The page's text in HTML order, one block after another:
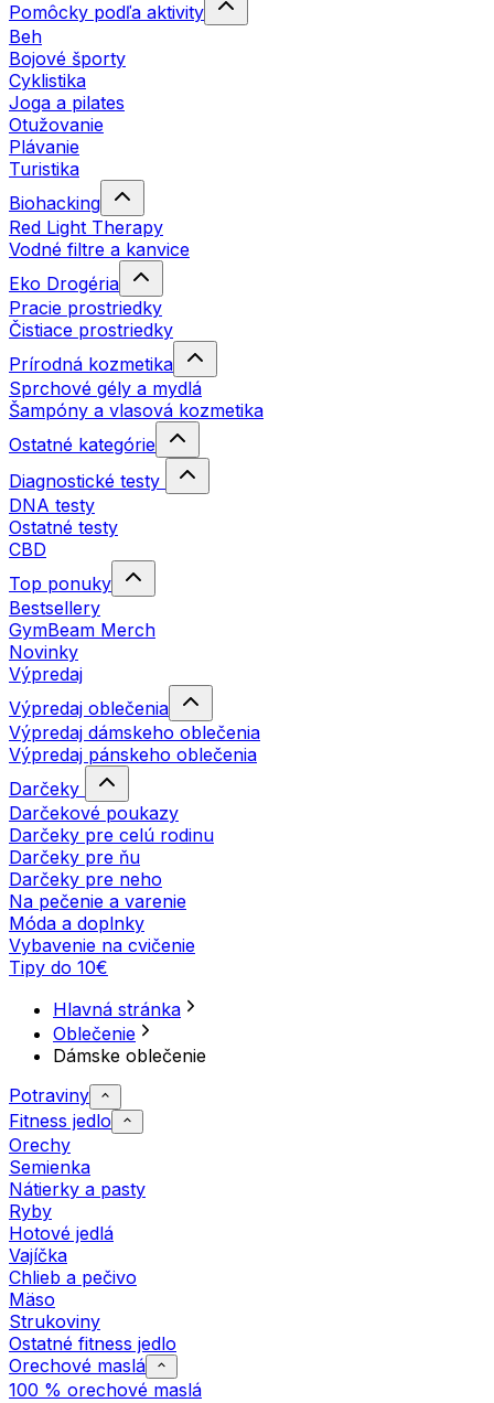
Pomôcky podľa aktivity
Beh
Bojové športy
Cyklistika
Joga a pilates
Otužovanie
Plávanie
Turistika
Biohacking
Red Light Therapy
Vodné filtre a kanvice
Eko Drogéria
Pracie prostriedky
Čistiace prostriedky
Prírodná kozmetika
Sprchové gély a mydlá
Šampóny a vlasová kozmetika
Ostatné kategórie
Diagnostické testy
DNA testy
Ostatné testy
CBD
Top ponuky
Bestsellery
GymBeam Merch
Novinky
Výpredaj
Výpredaj oblečenia
Výpredaj dámskeho oblečenia
Výpredaj pánskeho oblečenia
Darčeky
Darčekové poukazy
Darčeky pre celú rodinu
Darčeky pre ňu
Darčeky pre neho
Na pečenie a varenie
Móda a doplnky
Vybavenie na cvičenie
Tipy do 10€
Hlavná stránka
Oblečenie
Dámske oblečenie
Potraviny
Fitness jedlo
Orechy
Semienka
Nátierky a pasty
Ryby
Hotové jedlá
Vajíčka
Chlieb a pečivo
Mäso
Strukoviny
Ostatné fitness jedlo
Orechové maslá
100 % orechové maslá